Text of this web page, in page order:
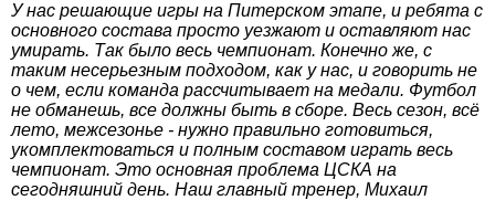
У нас решающие игры на Питерском этапе, и ребята с
основного состава просто уезжают и оставляют нас
умирать. Так было весь чемпионат. Конечно же, с
таким несерьезным подходом, как у нас, и говорить не
о чем, если команда рассчитывает на медали. Футбол
не обманешь, все должны быть в сборе. Весь сезон, всё
лето, межсезонье - нужно правильно готовиться,
укомплектоваться и полным составом играть весь
чемпионат. Это основная проблема ЦСКА на
сегодняшний день. Наш главный тренер, Михаил